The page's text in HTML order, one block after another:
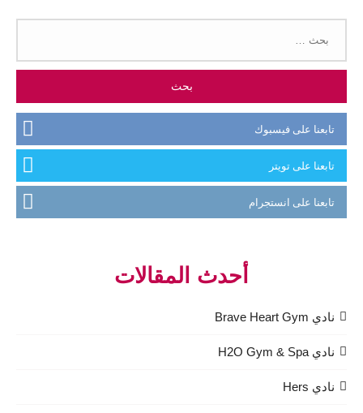
تابعنا على فيسبوك
تابعنا على تويتر
تابعنا على انستجرام
أحدث المقالات
نادي Brave Heart Gym
نادي H2O Gym & Spa
نادي Hers